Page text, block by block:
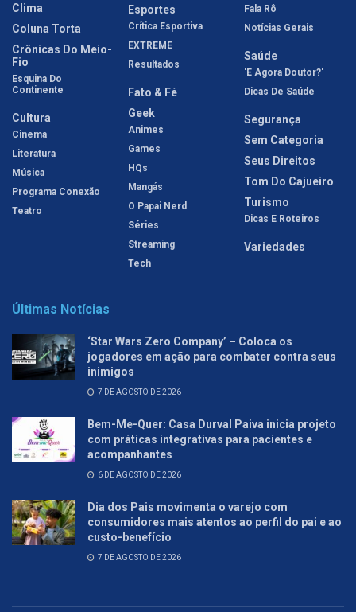
Clima
Coluna Torta
Crônicas Do Meio-
Fio
Esquina Do
Continente
Cultura
Cinema
Literatura
Música
Programa Conexão
Teatro
Esportes
Crítica Esportiva
EXTREME
Resultados
Fato & Fé
Geek
Animes
Games
HQs
Mangás
O Papai Nerd
Séries
Streaming
Tech
Fala Rô
Notícias Gerais
Saúde
'E Agora Doutor?'
Dicas De Saúde
Segurança
Sem Categoria
Seus Direitos
Tom Do Cajueiro
Turismo
Dicas E Roteiros
Variedades
Últimas Notícias
‘Star Wars Zero Company’ – Coloca os
jogadores em ação para combater contra seus
inimigos
7 DE AGOSTO DE 2026
Bem-Me-Quer: Casa Durval Paiva inicia projeto
com práticas integrativas para pacientes e
acompanhantes
6 DE AGOSTO DE 2026
Dia dos Pais movimenta o varejo com
consumidores mais atentos ao perfil do pai e ao
custo-benefício
7 DE AGOSTO DE 2026